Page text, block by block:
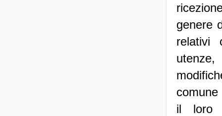
genere
relativi
comune
il loro